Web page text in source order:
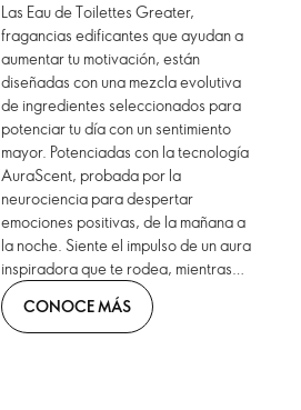
Las Eau de Toilettes Greater,
fragancias edificantes que ayudan a
aumentar tu motivación, están
diseñadas con una mezcla evolutiva
de ingredientes seleccionados para
potenciar tu día con un sentimiento
mayor. Potenciadas con la tecnología
AuraScent, probada por la
neurociencia para despertar
emociones positivas, de la mañana a
la noche. Siente el impulso de un aura
inspiradora que te rodea, mientras
aspiras a la grandeza.
CONOCE MÁS